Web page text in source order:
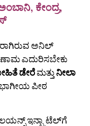
ಕೇಂದ್ರ,
ಅನಿಲ್
ಎದುರಿಸಬೇಕು
ಡೇರೆಮತ್ತು ನೀಲಾ
ಪೀಠ
ಇನ್ಫ್ರಾಟೆಲ್‌ಗೆ